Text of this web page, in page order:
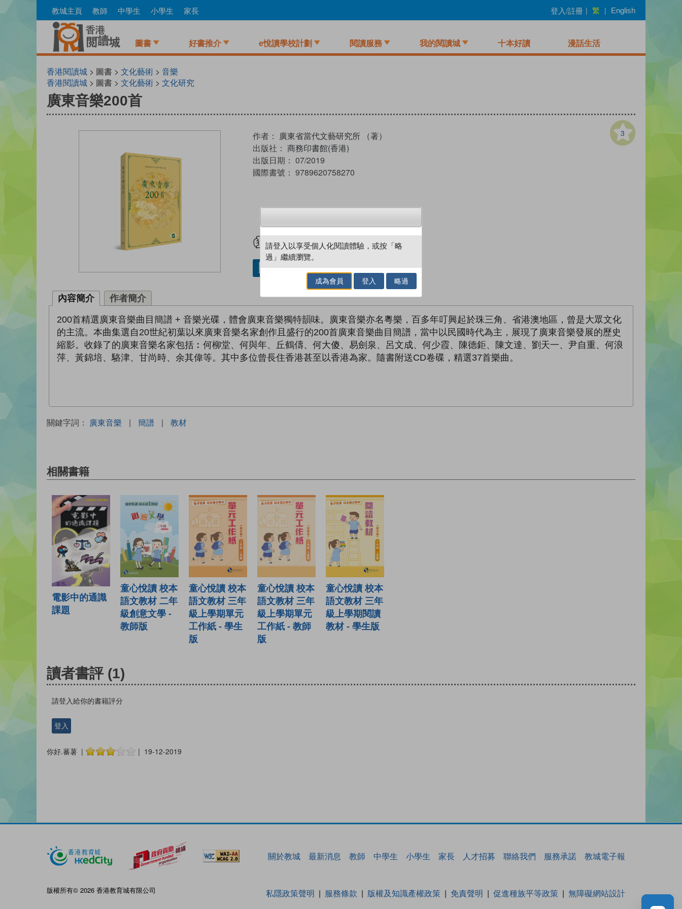
to
教城主頁 教師 中學生 小學生 家長 登入/註冊 | 繁 | English
圖書 好書推介 e悅讀學校計劃 閱讀服務 我的閱讀城 十本好讀 漫話生活
香港閱讀城 > 圖書 > 文化藝術 > 音樂
香港閱讀城 > 圖書 > 文化藝術 > 文化研究
廣東音樂200首
3
作者： 廣東省當代文藝研究所 （著）
出版社： 商務印書館(香港)
出版日期： 07/2019
國際書號： 9789620758270
試閲 加入閱讀紀錄
借閱實體書
內容簡介 作者簡介
200首精選廣東音樂曲目簡譜 + 音樂光碟，體會廣東音樂獨特韻味。廣東音樂亦名粵樂，百多年叮興起於珠三角、省港澳地區，曾是大眾文化
的主流。本曲集選自20世紀初葉以來廣東音樂名家創作且盛行的200首廣東音樂曲目簡譜，當中以民國時代為主，展現了廣東音樂發展的歷史
縮影。收錄了的廣東音樂名家包括︰何柳堂、何與年、丘鶴儔、何大傻、易劍泉、呂文成、何少霞、陳德鉅、陳文達、劉天一、尹自重、何浪
萍、黃錦培、駱津、甘尚時、余其偉等。其中多位曾長住香港甚至以香港為家。隨書附送CD卷碟，精選37首樂曲。
關鍵字詞： 廣東音樂 | 簡譜 | 教材
相關書籍
電影中的通識
課題
童心悅讀 校本
語文教材 二年
級創意文學 -
教師版
童心悅讀 校本
語文教材 三年
級上學期單元
工作紙 - 學生
版
童心悅讀 校本
語文教材 三年
級上學期單元
工作紙 - 教師
版
童心悅讀 校本
語文教材 三年
級上學期閱讀
教材 - 學生版
讀者書評 (1)
請登入給你的書籍評分
登入
你好.蕃薯 | | 19-12-2019
關於教城 最新消息 教師 中學生 小學生 家長 人才招募 聯絡我們 服務承諾 教城電子報
版權所有© 2026 香港教育城有限公司 私隱政策聲明 服務條款 版權及知識產權政策 免責聲明 促進種族平等政策 無障礙網站設計
請登入以享受個人化閱讀體驗，或按「略
過」繼續瀏覽。
成為會員 登入 略過